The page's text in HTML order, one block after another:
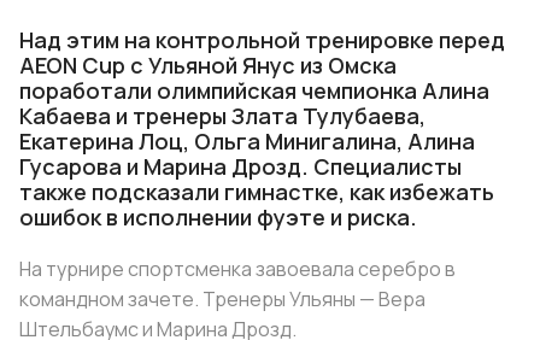
Над этим на контрольной тренировке перед
AEON Cup с Ульяной Янус из Омска
поработали олимпийская чемпионка Алина
Кабаева и тренеры Злата Тулубаева,
Екатерина Лоц, Ольга Минигалина, Алина
Гусарова и Марина Дрозд. Специалисты
также подсказали гимнастке, как избежать
ошибок в исполнении фуэте и риска.
На турнире спортсменка завоевала серебро в
командном зачете. Тренеры Ульяны — Вера
Штельбаумс и Марина Дрозд.